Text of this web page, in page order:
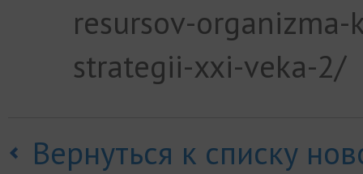
resursov-
strategii-xxi-veka-2/
Вернуться к списку